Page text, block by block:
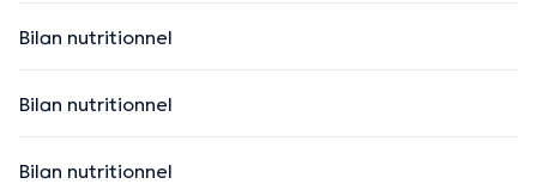
Bilan nutritionnel
Bilan nutritionnel
Bilan nutritionnel